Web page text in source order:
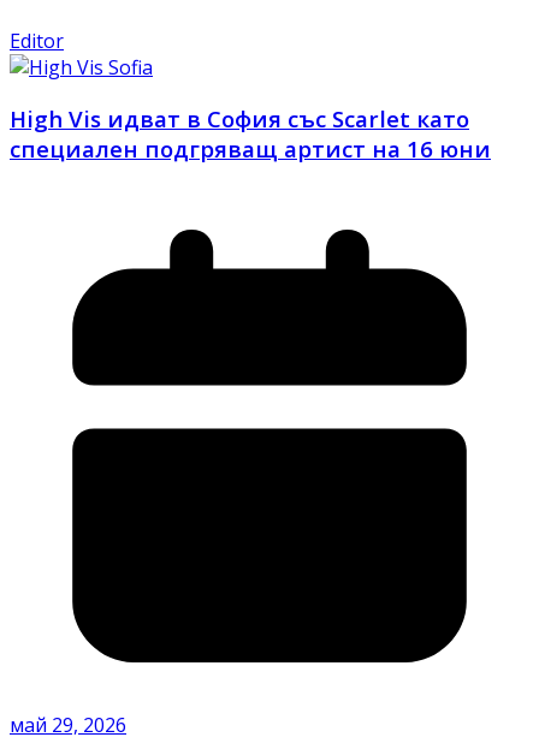
Editor
High Vis идват в София със Scarlet като
специален подгряващ артист на 16 юни
май 29, 2026